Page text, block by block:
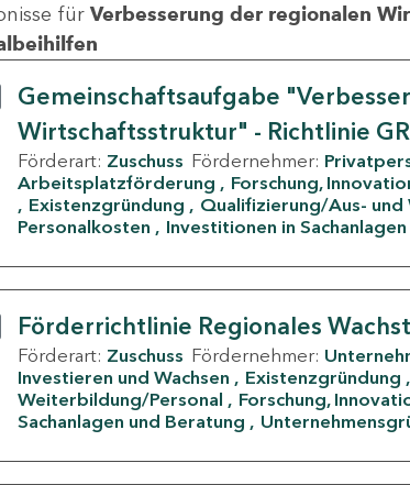
für Verbesserung der regionalen
Gemeinschaftsaufgabe
Wirtschaftsstruktur" - Richtlinie
Förderart: Zuschuss Fördernehmer:
Arbeitsplatzförderung
Forschung,
Existenzgründung
Qualifizierung/Aus-
Personalkosten
Investitionen in
Förderrichtlinie Regionales
Förderart: Zuschuss Fördernehmer:
Investieren und Wachsen
Existenzgründung
Weiterbildung/Personal
Forschung,
Sachanlagen und Beratung